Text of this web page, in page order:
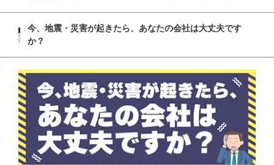
今、地震・災害が起きたら、あなたの会社は大丈夫です
か？